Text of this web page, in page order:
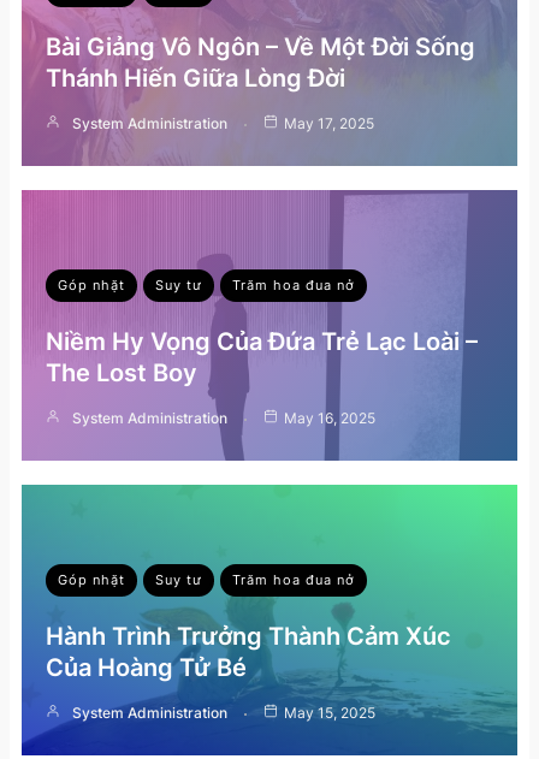
Bài Giảng Vô Ngôn – Về Một Đời Sống
Thánh Hiến Giữa Lòng Đời
System Administration May 17, 2025
Góp nhặt Suy tư Trăm hoa đua nở
Niềm Hy Vọng Của Đứa Trẻ Lạc Loài –
The Lost Boy
System Administration May 16, 2025
Góp nhặt Suy tư Trăm hoa đua nở
Hành Trình Trưởng Thành Cảm Xúc
Của Hoàng Tử Bé
System Administration May 15, 2025